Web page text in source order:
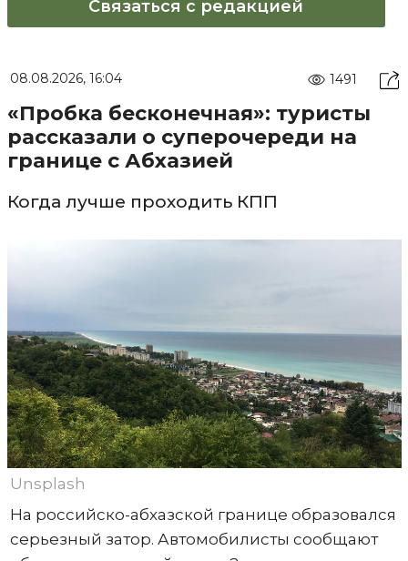
Связаться с редакцией
08.08.2026, 16:04 1491
«Пробка бесконечная»: туристы
рассказали о суперочереди на
границе с Абхазией
Когда лучше проходить КПП
Unsplash
На российско-абхазской границе образовался
серьезный затор. Автомобилисты сообщают